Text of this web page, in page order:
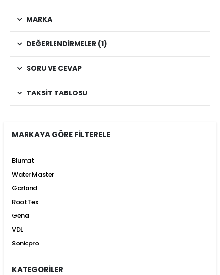
MARKA
DEĞERLENDIRMELER (1)
SORU VE CEVAP
TAKSIT TABLOSU
MARKAYA GÖRE FİLTERELE
Blumat
Water Master
Garland
Root Tex
Genel
VDL
Sonicpro
KATEGORİLER